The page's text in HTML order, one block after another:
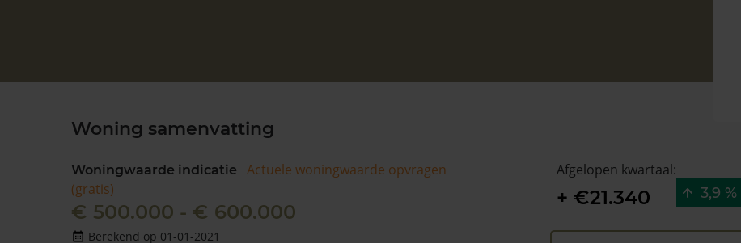
Woning samenvatting
Woningwaarde indicatie
Actuele woningwaarde opvragen
(gratis)
€ 500.000 - € 600.000
Berekend op 01-01-2021
Afgelopen kwartaal:
+ €21.340 3,9 %